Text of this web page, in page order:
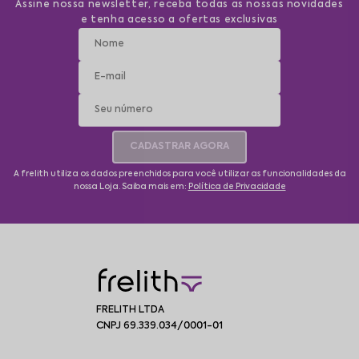
Assine nossa newsletter, receba todas as nossas novidades
e tenha acesso a ofertas exclusivas
CADASTRAR AGORA
A frelith utiliza os dados preenchidos para você utilizar as funcionalidades da
nossa Loja. Saiba mais em: Política de Privacidade
FRELITH LTDA
CNPJ 69.339.034/0001-01